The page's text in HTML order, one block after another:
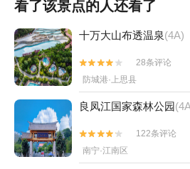
看了该景点的人还看了
十万大山布透温泉(4A)


28条评论
防城港·上思县
良凤江国家森林公园


122条评论
南宁·江南区